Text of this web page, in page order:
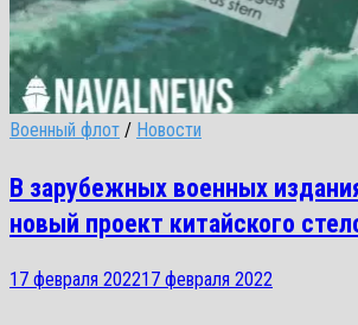
Военный флот / Новости
В зарубежных военных
новый проект китайского
17 февраля 202217 февраля 2022